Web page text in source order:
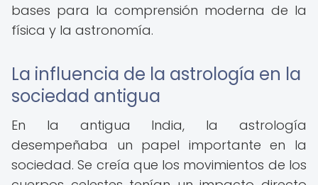
bases para la comprensión moderna de la
física y la astronomía.
La influencia de la astrología en la
sociedad antigua
En la antigua India, la astrología
desempeñaba un papel importante en la
sociedad. Se creía que los movimientos de los